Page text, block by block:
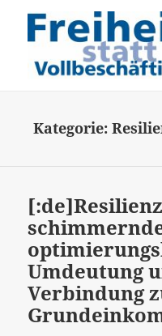
Kategorie:
Umdeutung
Verbindung